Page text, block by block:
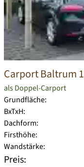
Carport Baltrum 1
als Doppel-Carport
Grundfläche:
BxTxH:
Dachform:
Firsthöhe:
Wandstärke:
Preis: